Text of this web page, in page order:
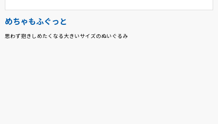
めちゃもふぐっと
思わず抱きしめたくなる大きいサイズのぬいぐるみ